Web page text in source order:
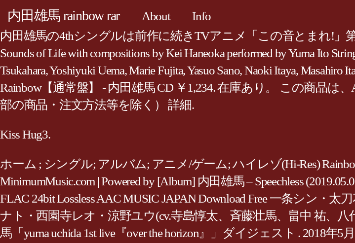
内田雄馬 rainbow rar About
Info
内田雄馬の4thシングルは前作に続きTVアニメ「この音とまれ!」第
Sounds of Life with compositions by Kei Haneoka performed by Yuma Ito
Tsukahara, Yoshiyuki Uema, Marie Fujita, Yasuo Sano, Naoki Itaya,
Rainbow【通常盤】 - 内田雄馬 CD ￥1,234. 在庫あり。 この商品は
部の商品・注文方法等を除く） 詳細.
Kiss Hug3.
ホーム ; シングル; アルバム; アニメ/ゲーム; ハイレゾ(Hi-Res)
MinimumMusic.com | Powered by [Album] 内田雄馬 – Speechless
FLAC 24bit Lossless AAC MUSIC JAPAN Download Free 一条シン
ナト・西園寺レオ・涼野ユウ(cv.寺島惇太、斉藤壮馬、畠中 祐、八
馬「yuma uchida 1st live『over the horizon』」ダイジェスト . 2018